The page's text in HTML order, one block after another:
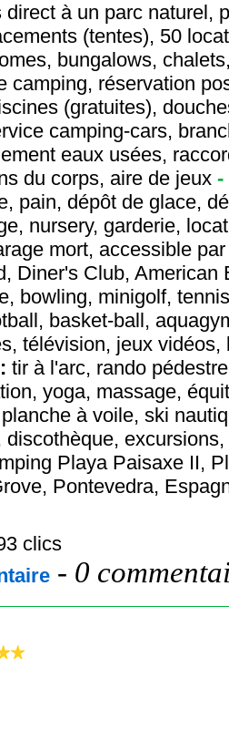
direct à un parc naturel,
(tentes), 50
bungalows,
camping, réservation
(gratuites),
camping-cars,
eaux usées,
du corps, aire de jeux -
pain, dépôt de glace,
nursery, garderie,
mort, accessible
Diner's Club, American
bowling, minigolf,
basket-ball,
télévision, jeux
tir à l'arc, rando
yoga, massage,
à voile, ski
Playa Paisaxe II,
Pontevedra,
clics
- 0